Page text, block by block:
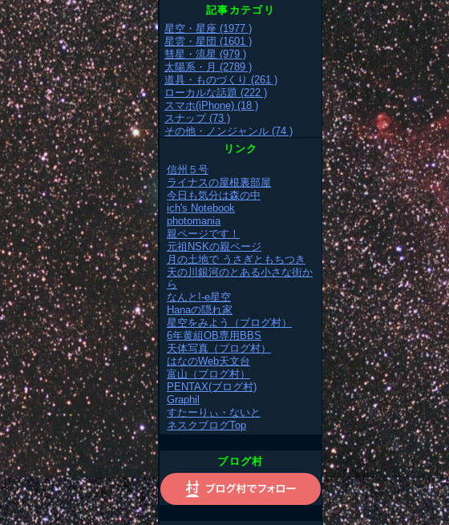
記事カテゴリ
星空・星座 (1977 )
星雲・星団 (1601 )
彗星・流星 (979 )
太陽系・月 (2789 )
道具・ものづくり (261 )
ローカルな話題 (222 )
スマホ(iPhone) (18 )
スナップ (73 )
その他・ノンジャンル (74 )
リンク
信州５号
ライナスの屋根裏部屋
今日も気分は森の中
ich's Notebook
photomania
親ページです！
元祖NSKの親ページ
月の土地で うさぎともちつき
天の川銀河のとある小さな街か
ら
なんと!-e星空
Hanaの隠れ家
星空をみよう（ブログ村）
6年黄組OB専用BBS
天体写真（ブログ村）
はなのWeb天文台
富山（ブログ村）
PENTAX(ブログ村)
Graphil
すたーりぃ・ないと
ネスクブログTop
ブログ村